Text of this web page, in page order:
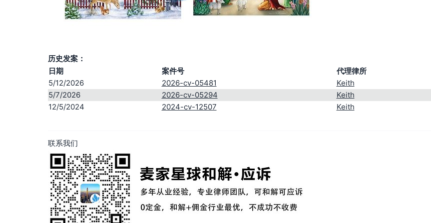
历史发案：
日期
案件号 代理律所
5/12/2026
2026-cv-05481 Keith
5/7/2026
2026-cv-05294 Keith
12/5/2024
2024-cv-12507 Keith
联系我们